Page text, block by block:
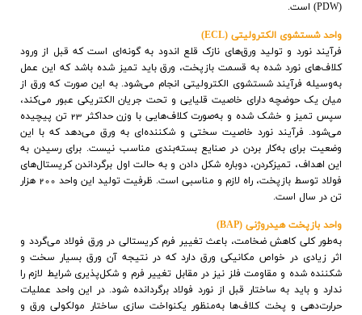
(
PDW) است.
واحد شستشوي الکتروليتي (ECL
)
فرآیند نورد و تولید ورق‌های نازک قلع اندود به گونه‌ای است که قبل از ورود
کلاف‌هاي نورد شده به قسمت بازپخت، ورق بايد تميز شده باشد که اين عمل
بهوسيله فرآيند شستشوي الکتروليتي انجام مي‌شود. به این صورت که ورق از
ميان يک حوضچه داراي خاصيت قليايي و تحت جريان الکتريکي عبور مي‌کند،
سپس تميز و خشک شده و به‌صورت کلاف‌‌هايي با وزن حداکثر 23 تن پيچيده
مي‌شود. فرآيند نورد خاصيت سختي و شکننده‌اي به ورق مي‌دهد که با اين
وضعيت برای بهکار بردن در صنايع بسته‌بندي مناسب نيست. براي رسيدن به
اين اهداف، تميزکردن، دوباره شکل دادن و به حالت اول برگرداندن کريستال‌هاي
فولاد توسط بازپخت، راه لازم و مناسبي است. ظرفيت توليد اين واحد 200 هزار
تن در سال است.
واحد بازپخت هيدروژني (BAP
)
بهطور کلي کاهش ضخامت، باعث تغيير فرم کريستالي در ورق فولاد مي‌گردد و
اثر زيادي در خواص مکانيکي ورق دارد که در نتيجه آن ورق بسيار سخت و
شکننده شده و مقاومت فلز نيز در مقابل تغيير فرم و شکل‌پذيري شرايط لازم را
ندارد و بايد به ساختار قبل از نورد فولاد برگردانده شود. در اين واحد عمليات
حرارت‌دهي و پخت کلاف‌ها به‌منظور يکنواخت سازي ساختار مولکولي ورق و